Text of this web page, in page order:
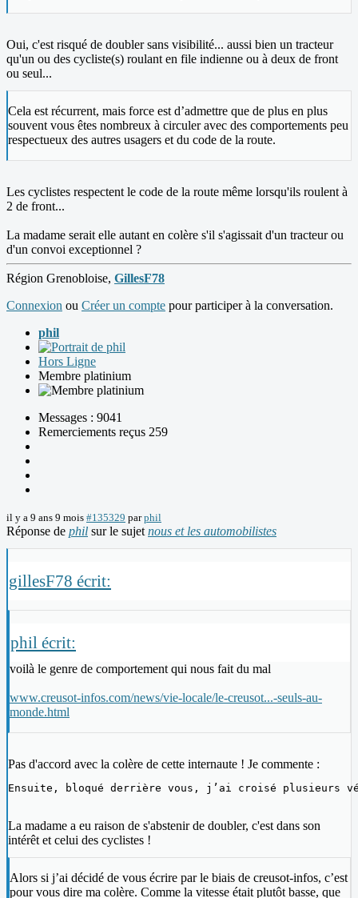
Oui, c'est risqué de doubler sans visibilité... aussi bien un tracteur
qu'un ou des cycliste(s) roulant en file indienne ou à deux de front
ou seul...
Cela est récurrent, mais force est d’admettre que de plus en plus
souvent vous êtes nombreux à circuler avec des comportements peu
respectueux des autres usagers et du code de la route.
Les cyclistes respectent le code de la route même lorsqu'ils roulent à
2 de front...
La madame serait elle autant en colère s'il s'agissait d'un tracteur ou
d'un convoi exceptionnel ?
Région Grenobloise, GillesF78
Connexion ou Créer un compte pour participer à la conversation.
phil
Hors Ligne
Membre platinium
Messages : 9041
Remerciements reçus 259
il y a 9 ans 9 mois #135329 parphil
Réponse de phil sur le sujet nous et les automobilistes
gillesF78 écrit:
phil écrit:
voilà le genre de comportement qui nous fait du mal
www.creusot-infos.com/news/vie-locale/le-creusot...-seuls-au-
monde.html
Pas d'accord avec la colère de cette internaute ! Je commente :
Ensuite, bloqué derrière vous, j’ai croisé plusieurs
La madame a eu raison de s'abstenir de doubler, c'est dans son
intérêt et celui des cyclistes !
Alors si j’ai décidé de vous écrire par le biais de creusot-infos, c’est
pour vous dire ma colère. Comme la vitesse était plutôt basse, que